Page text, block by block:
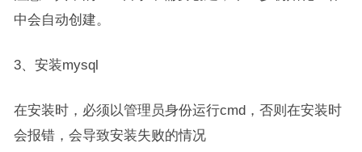
中会自动创建。
3、安装mysql
在安装时，必须以管理员身份运行cmd，否则在安装时
会报错，会导致安装失败的情况